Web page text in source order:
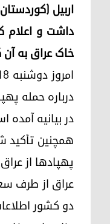
داشت و اعلام
خاک عراق به
درباره حمله
در بیانیه‌
همچنین تأکید
پهپادها از
عراق از طرف‌
دو کشور